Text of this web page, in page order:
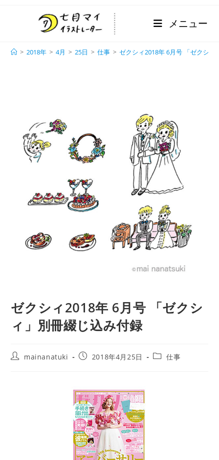
メニュー
> 2018年 > 4月 > 25日 > 仕事 > ゼクシィ2018年 6月号 「ゼクシィ
ゼクシィ2018年 6月号 「ゼクシ
ィ」別冊綴じ込み付録
mainanatuki 2018年4月25日 仕事